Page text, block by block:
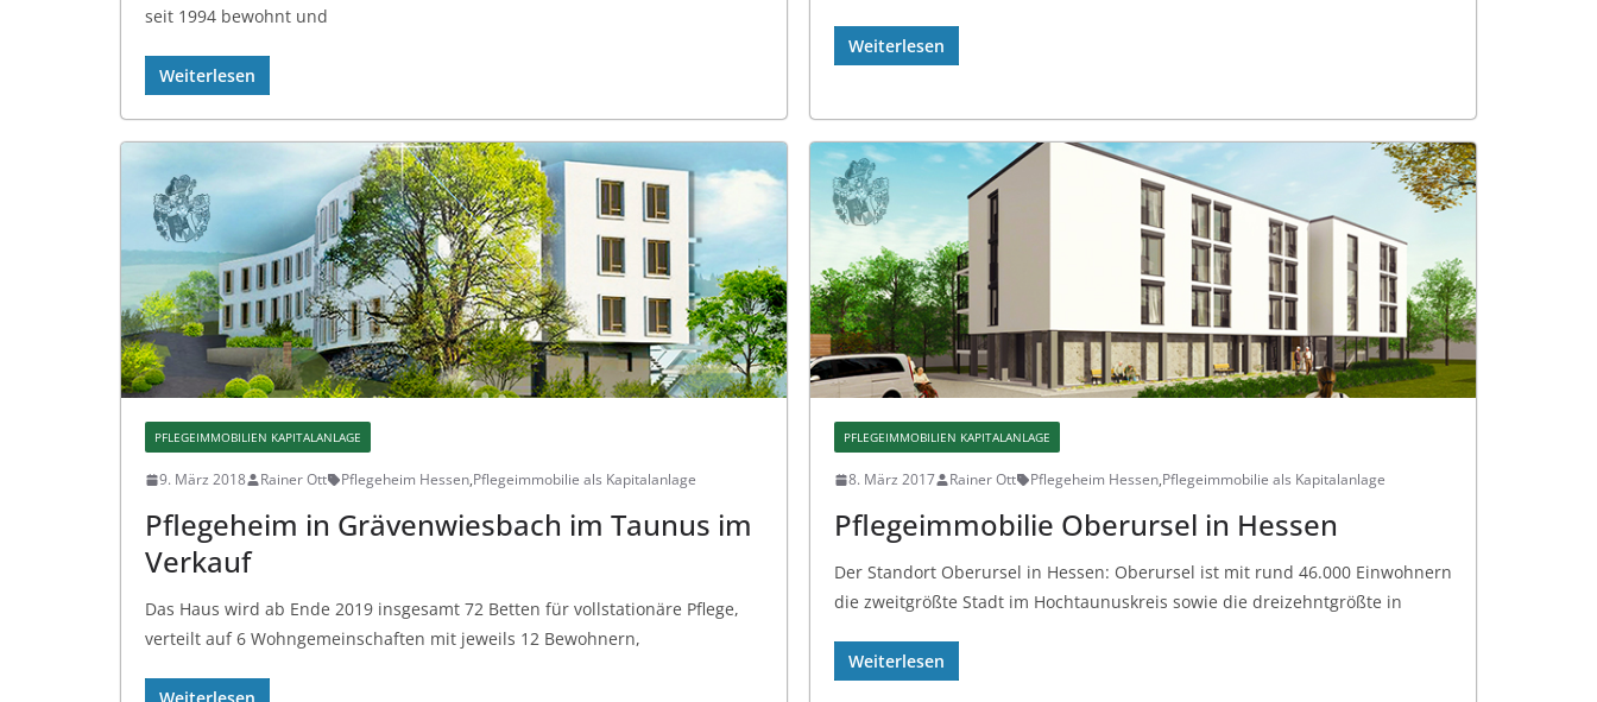
seit 1994 bewohnt und
Weiterlesen
Weiterlesen
PFLEGEIMMOBILIEN KAPITALANLAGE
9. März 2018 Rainer Ott Pflegeheim Hessen,Pflegeimmobilie als Kapitalanlage
Pflegeheim in Grävenwiesbach im Taunus im
Verkauf
Das Haus wird ab Ende 2019 insgesamt 72 Betten für vollstationäre Pflege,
verteilt auf 6 Wohngemeinschaften mit jeweils 12 Bewohnern,
PFLEGEIMMOBILIEN KAPITALANLAGE
8. März 2017 Rainer Ott Pflegeheim Hessen,Pflegeimmobilie als Kapitalanlage
Pflegeimmobilie Oberursel in Hessen
Der Standort Oberursel in Hessen: Oberursel ist mit rund 46.000 Einwohnern
die zweitgrößte Stadt im Hochtaunuskreis sowie die dreizehntgrößte in
Weiterlesen